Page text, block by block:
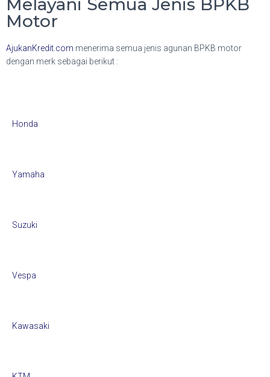
Melayani Semua Jenis BPKB
Motor
AjukanKredit.com menerima semua jenis agunan BPKB motor
dengan merk sebagai berikut :
Honda
Yamaha
Suzuki
Vespa
Kawasaki